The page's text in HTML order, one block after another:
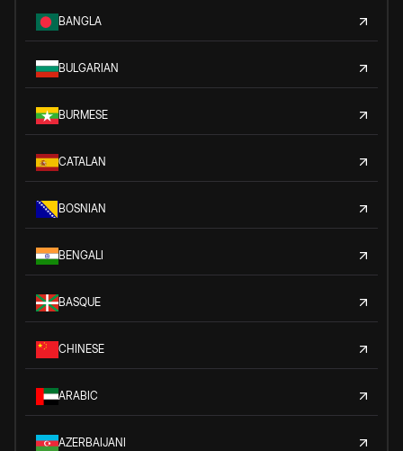
BANGLA
BULGARIAN
BURMESE
CATALAN
BOSNIAN
BENGALI
BASQUE
CHINESE
ARABIC
AZERBAIJANI